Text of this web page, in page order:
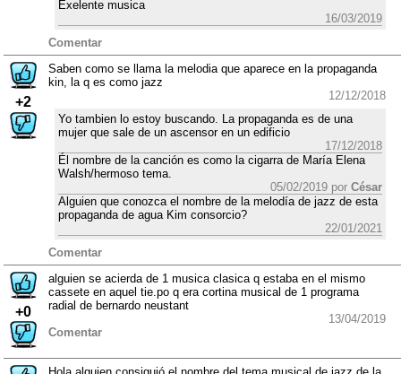
Exelente musica
16/03/2019
Comentar
+2
Saben como se llama la melodia que aparece en la propaganda
kin, la q es como jazz
12/12/2018
Yo tambien lo estoy buscando. La propaganda es de una
mujer que sale de un ascensor en un edificio
17/12/2018
Él nombre de la canción es como la cigarra de María Elena
Walsh/hermoso tema.
05/02/2019 por César
Alguien que conozca el nombre de la melodía de jazz de esta
propaganda de agua Kim consorcio?
22/01/2021
Comentar
+0
alguien se acierda de 1 musica clasica q estaba en el mismo
cassete en aquel tie.po q era cortina musical de 1 programa
radial de bernardo neustant
13/04/2019
Comentar